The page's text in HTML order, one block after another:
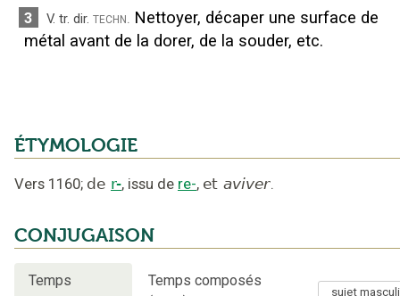
3 V. tr. dir. techn. Nettoyer, décaper une surface de
métal avant de la dorer, de la souder, etc.
ÉTYMOLOGIE
Vers 1160; de r-, issu de re-, et aviver.
CONJUGAISON
Temps
Temps composés